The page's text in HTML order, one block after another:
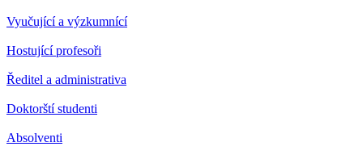
Vyučující a výzkumnící
Hostující profesoři
Ředitel a administrativa
Doktorští studenti
Absolventi